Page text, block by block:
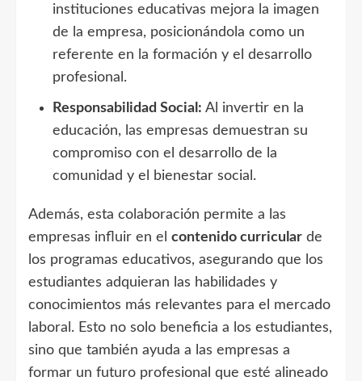
instituciones educativas mejora la imagen
de la empresa, posicionándola como un
referente en la formación y el desarrollo
profesional.
Responsabilidad Social: Al invertir en la
educación, las empresas demuestran su
compromiso con el desarrollo de la
comunidad y el bienestar social.
Además, esta colaboración permite a las
empresas influir en el contenido curricular de
los programas educativos, asegurando que los
estudiantes adquieran las habilidades y
conocimientos más relevantes para el mercado
laboral. Esto no solo beneficia a los estudiantes,
sino que también ayuda a las empresas a
formar un futuro profesional que esté alineado